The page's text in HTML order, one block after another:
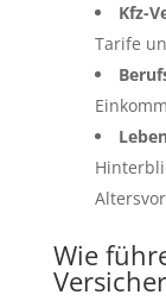
Kfz-
Tarife
Wie